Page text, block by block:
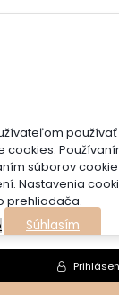
cookies.
súborov
Nastavenia
prehliadača.
Súhlasím